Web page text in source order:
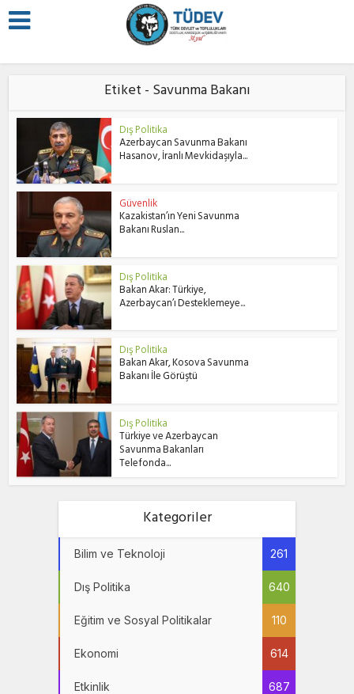
Etiket - Savunma Bakanı
Dış Politika
Azerbaycan Savunma Bakanı
Hasanov, İranlı Mevkidaşıyla...
Güvenlik
Kazakistan’ın Yeni Savunma
Bakanı Ruslan...
Dış Politika
Bakan Akar: Türkiye,
Azerbaycan’ı Desteklemeye...
Dış Politika
Bakan Akar, Kosova Savunma
Bakanı İle Görüştü
Dış Politika
Türkiye ve Azerbaycan
Savunma Bakanları
Telefonda...
Kategoriler
Bilim ve Teknoloji 261
Dış Politika 640
Eğitim ve Sosyal Politikalar 110
Ekonomi 614
Etkinlik 687